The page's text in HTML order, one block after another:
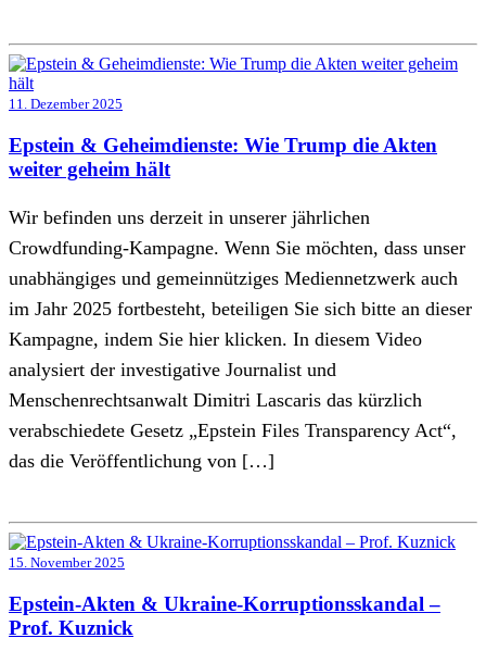
11. Dezember 2025
Epstein & Geheimdienste: Wie Trump die Akten
weiter geheim hält
Wir befinden uns derzeit in unserer jährlichen
Crowdfunding-Kampagne. Wenn Sie möchten, dass unser
unabhängiges und gemeinnütziges Mediennetzwerk auch
im Jahr 2025 fortbesteht, beteiligen Sie sich bitte an dieser
Kampagne, indem Sie hier klicken. In diesem Video
analysiert der investigative Journalist und
Menschenrechtsanwalt Dimitri Lascaris das kürzlich
verabschiedete Gesetz „Epstein Files Transparency Act“,
das die Veröffentlichung von […]
15. November 2025
Epstein-Akten & Ukraine-Korruptionsskandal –
Prof. Kuznick